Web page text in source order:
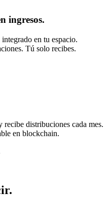
ingresos.
en tu espacio.
Tú solo recibes.
distribuciones cada mes.
en blockchain.